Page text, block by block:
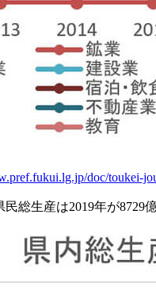
doc/toukei-
生産は2019年が8729